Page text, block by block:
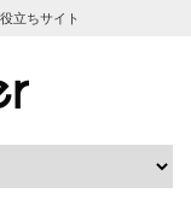
立ちサイト